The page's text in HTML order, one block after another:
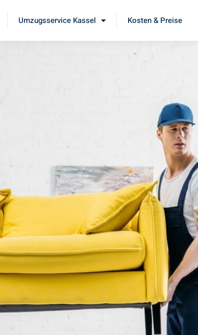
Umzugsservice Kassel Kosten & Preise